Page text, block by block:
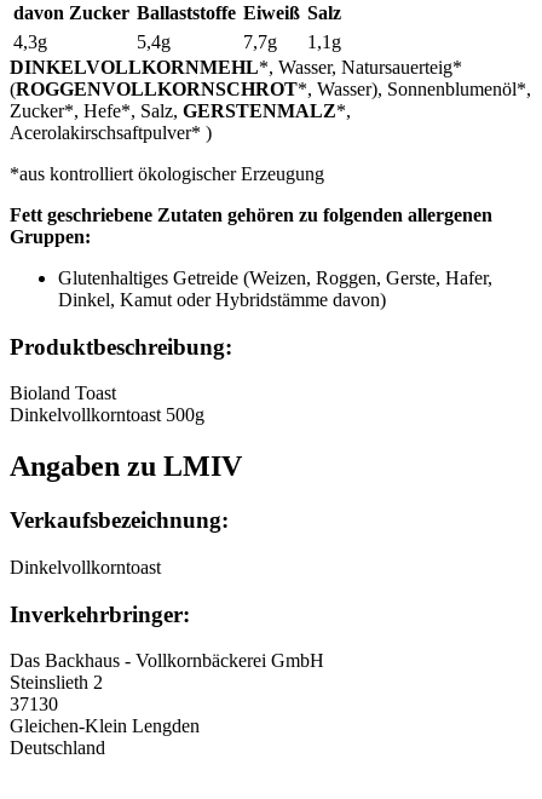
davon Zucker
4,3g
Ballaststoffe
5,4g
Eiweiß
7,7g
Salz
1,1g
DINKELVOLLKORNMEHL*, Wasser, Natursauerteig*
(ROGGENVOLLKORNSCHROT*, Wasser), Sonnenblumenöl*,
Zucker*, Hefe*, Salz, GERSTENMALZ*,
Acerolakirschsaftpulver* )
*aus kontrolliert ökologischer Erzeugung
Fett geschriebene Zutaten gehören zu folgenden allergenen
Gruppen:
Glutenhaltiges Getreide (Weizen, Roggen, Gerste, Hafer,
Dinkel, Kamut oder Hybridstämme davon)
Produktbeschreibung:
Bioland Toast
Dinkelvollkorntoast 500g
Angaben zu LMIV
Verkaufsbezeichnung:
Dinkelvollkorntoast
Inverkehrbringer:
Das Backhaus - Vollkornbäckerei GmbH
Steinslieth 2
37130
Gleichen-Klein Lengden
Deutschland